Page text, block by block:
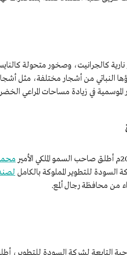
كالجرانيت، وصخور متحولة
النباتي من أشجار مختلفة، مثل
في زيادة مساحات المراعي
للتطوير المملوكة بالكامل
من محافظة رجال ألمع.